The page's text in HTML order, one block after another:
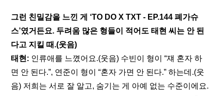
그런 친밀감을 느낀 게 ‘TO DO X TXT - EP.144 폐가슈
스’였거든요. 두려움 많은 형들이 적어도 태현 씨는 안 된
다고 지킬 때.(웃음)
태현: 인류애를 느꼈어요.(웃음) 수빈이 형이 “쟤 혼자 하
면 안 된다.”, 연준이 형이 “혼자 가면 안 된다.” 하는데.(웃
음) 저희는 서로 잘 알고, 숨기는 게 아예 없는 수준이에요.